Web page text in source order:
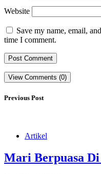
Website
Save my name, email,
time I comment.
View Comments (0)
Previous Post
Artikel
Mari Berpuasa